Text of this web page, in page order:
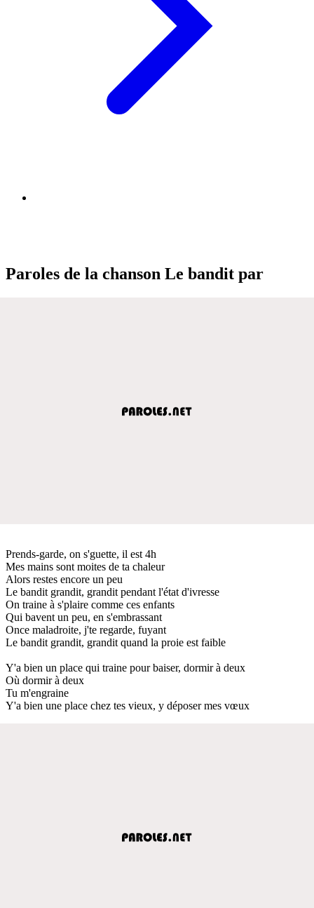
Paroles de la chanson Le bandit par
Prends-garde, on s'guette, il est 4h
Mes mains sont moites de ta chaleur
Alors restes encore un peu
Le bandit grandit, grandit pendant l'état d'ivresse
On traine à s'plaire comme ces enfants
Qui bavent un peu, en s'embrassant
Once maladroite, j'te regarde, fuyant
Le bandit grandit, grandit quand la proie est faible
Y'a bien un place qui traine pour baiser, dormir à deux
Où dormir à deux
Tu m'engraine
Y'a bien une place chez tes vieux, y déposer mes vœux